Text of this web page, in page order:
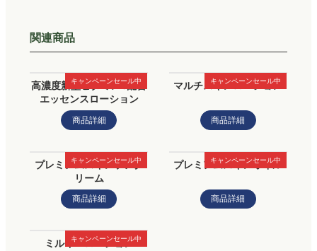
関連商品
キャンペーンセール中
高濃度新型ビタミンC配合
エッセンスローション
商品詳細
キャンペーンセール中
マルチスキンローション
商品詳細
キャンペーンセール中
プレミアムスキンケアク
リーム
商品詳細
キャンペーンセール中
プレミアムスキンオイル
商品詳細
キャンペーンセール中
ミルキーローション